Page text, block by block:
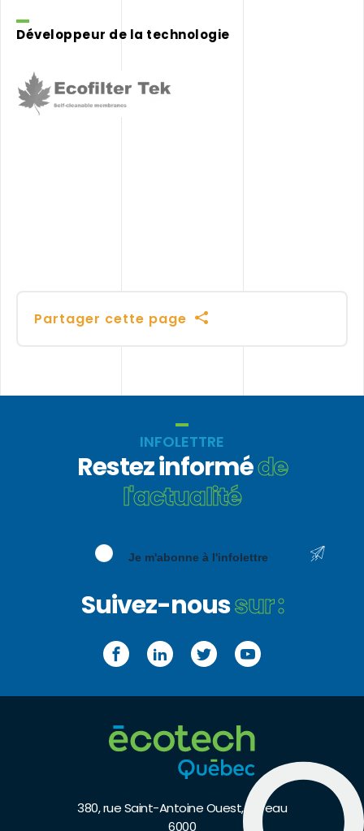
Développeur de la technologie
Partager cette page
380, rue Saint-Antoine Ouest, bureau
6000
INFOLETTRE
Restez informéde
l'actualité
Je m'abonne à l'infolettre
Suivez-noussur :
FacebookLinkedInTwitterYouTube